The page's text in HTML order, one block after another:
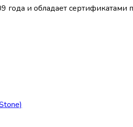
года и обладает